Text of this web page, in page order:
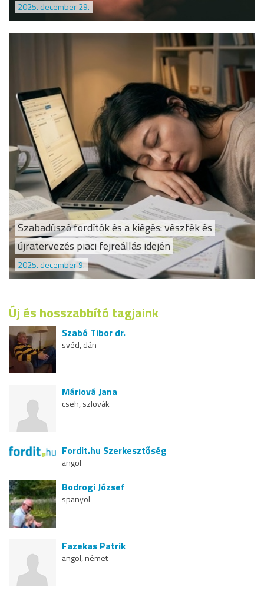
2025. december 29.
Szabadúszó fordítók és a kiégés: vészfék és
újratervezés piaci fejreállás idején
2025. december 9.
Új és hosszabbító tagjaink
Szabó Tibor dr.
svéd, dán
Máriová Jana
cseh, szlovák
Fordit.hu Szerkesztőség
angol
Bodrogi József
spanyol
Fazekas Patrik
angol, német